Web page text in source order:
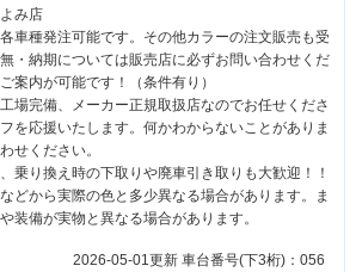
み店
車種発注可能です。その他カラーの注文販売も受
・納期については販売店に必ずお問い合わせくだ
案内が可能です！（条件有り）
場完備、メーカー正規取扱店なのでお任せくださ
を応援いたします。何かわからないことがありま
せください。
乗り換え時の下取りや廃車引き取りも大歓迎！！
どから実際の色と多少異なる場合があります。ま
装備が実物と異なる場合があります。
2026-05-01更新 車台番号(下3桁)：056